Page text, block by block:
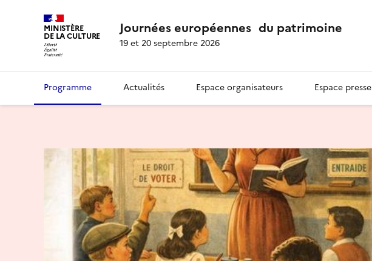
MINISTÈRE
DE LA CULTURE Journées européennes du patrimoine
19 et 20 septembre 2026
Programme Actualités Espace organisateurs Espace presse